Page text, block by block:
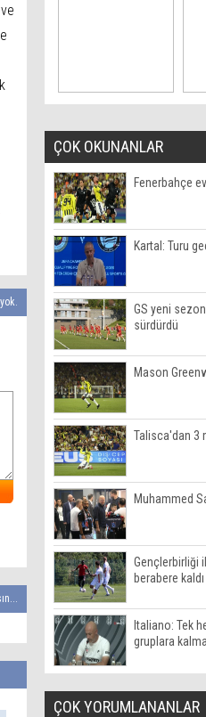
ÇOK OKUNANLAR
Fenerbahçe
Kartal: Turu
GS yeni sezon
sürdürdü
Mason
Talisca'dan 3
Muhammed
Gençlerbirliği
berabere kaldı
Italiano: Tek
gruplara
ÇOK YORUMLANANLAR